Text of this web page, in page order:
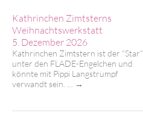
Kathrinchen Zimtsterns
Weihnachtswerkstatt
5. Dezember 2026
Kathrinchen Zimtstern ist der “Star”
unter den FLADE-Engelchen und
könnte mit Pippi Langstrumpf
verwandt sein. …
→